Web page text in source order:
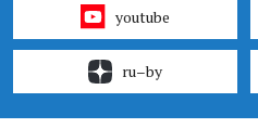
youtube
ru–by